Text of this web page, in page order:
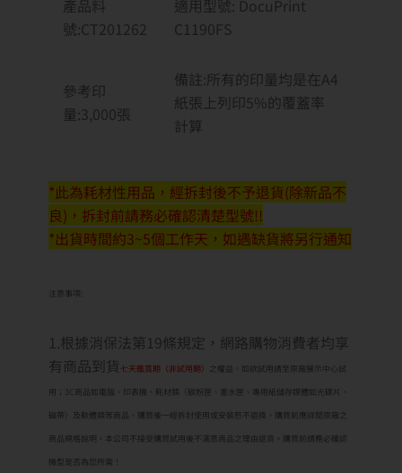
產品料
號:CT201262
適用型號: DocuPrint
C1190FS
參考印
量:3,000張
備註:所有的印量均是在A4
紙張上列印5%的覆蓋率
計算
*此為耗材性用品，經拆封後不予退貨(除新品不
良)，拆封前請務必確認清楚型號!!
*出貨時間約3~5個工作天，如遇缺貨將另行通知
注意事項:
1.根據消保法第19條規定，網路購物消費者均享
有商品到貨 七天鑑賞期（非試用期）
之權益。如欲試用請至原廠展示中心試
用；3C商品如電腦、印表機、耗材類（碳粉匣、墨水匣、專用紙儲存媒體如光碟片、
磁帶）及軟體類等商品，購買後一經拆封使用或安裝恕不退換，購買前應詳閱原廠之
商品規格說明，本公司不接受購買試用後不滿意商品之理由退貨。購買前請務必確認
機型是否為您所需！